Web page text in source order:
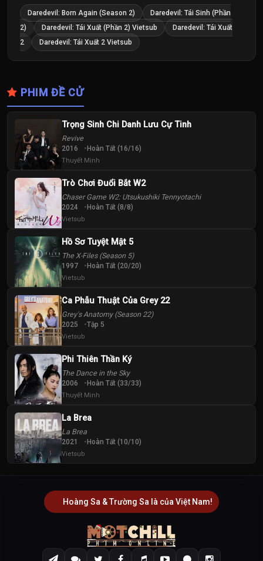
Daredevil: Born Again (Season 2)
Daredevil: Tái Sinh (Phần
2)
Daredevil: Tái Xuất (Phần 2) Vietsub
Daredevil: Tái Xuất
2
Daredevil: Tái Xuất 2 Vietsub
PHIM ĐỀ CỬ
Trọng Sinh Chi Danh Lưu Cự Tinh
Revive
2016 Hoàn Tất (16/16)
Thuyết Minh
Trò Chơi Đuổi Bắt W2
Chaser Game W2: Utsukushiki Tennyotachi
2024 Hoàn Tất (8/8)
Vietsub
Hồ Sơ Tuyệt Mật 5
The X-Files (Season 5)
1997 Hoàn Tất (20/20)
Vietsub
Ca Phẫu Thuật Của Grey 22
Grey's Anatomy (Season 22)
2025 Tập 5
Vietsub
Phi Thiên Thần Ký
The Dance in the Sky
2006 Hoàn Tất (33/33)
Thuyết Minh
La Brea
La Brea
2021 Hoàn Tất (10/10)
Vietsub
Hoàng Sa & Trường Sa là của Việt Nam!